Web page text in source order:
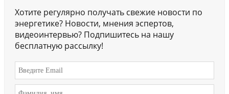
Хотите регулярно получать свежие новости по
энергетике? Новости, мнения эспертов,
видеоинтервью? Подпишитесь на нашу
бесплатную рассылку!